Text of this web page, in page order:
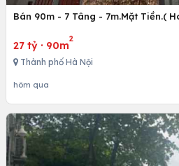
Bán 90m - 7 Tâng - 7m.Mặt Tiền.(
27 tỷ · 90m
2
Thành phố Hà Nội
hôm qua